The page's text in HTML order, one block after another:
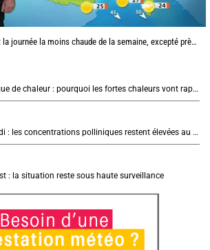
la moins chaude de la semaine, excepté près de la Méditerranée
Vers une cinquième vague de chaleur : pourquoi les fortes chaleurs vont rapidement revenir en France
Risque allergique ce jeudi : les concentrations polliniques restent élevées au nord
: la situation reste sous haute surveillance